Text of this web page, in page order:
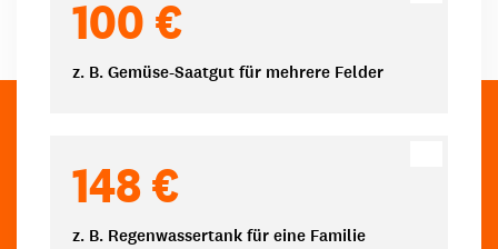
100 €
z. B. Gemüse-Saatgut für mehrere Felder
148 €
z. B. Regenwassertank für eine Familie